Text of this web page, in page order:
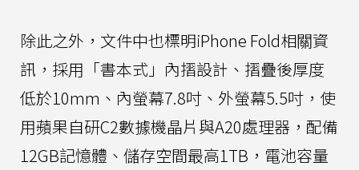
除此之外，文件中也標明iPhone Fold相關資
訊，採用「書本式」內摺設計、摺疊後厚度
低於10mm、內螢幕7.8吋、外螢幕5.5吋，使
用蘋果自研C2數據機晶片與A20處理器，配備
12GB記憶體、儲存空間最高1TB，電池容量